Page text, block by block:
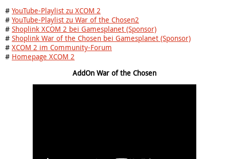
# YouTube-Playlist zu XCOM 2
# YouTube-Playlist zu War of the Chosen2
# Shoplink XCOM 2 bei Gamesplanet (Sponsor)
# Shoplink War of the Chosen bei Gamesplanet (Sponsor)
# XCOM 2 im Community-Forum
# Homepage XCOM 2
AddOn War of the Chosen